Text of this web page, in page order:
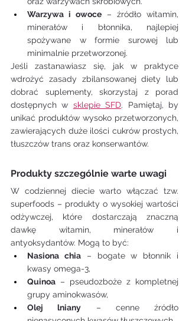
Warzywa i owoce – źródło witamin,
minerałów i błonnika, najlepiej
spożywane w formie surowej lub
minimalnie przetworzonej.
Jeśli zastanawiasz się, jak w praktyce
wdrożyć zasady zbilansowanej diety lub
dobrać suplementy, skorzystaj z porad
dostępnych w sklepie SFD. Pamiętaj, by
unikać produktów wysoko przetworzonych,
zawierających duże ilości cukrów prostych,
tłuszczów trans oraz konserwantów.
Produkty szczególnie warte uwagi
W codziennej diecie warto włączać tzw.
superfoods – produkty o wysokiej wartości
odżywczej, które dostarczają znaczną
dawkę witamin, minerałów i
antyoksydantów. Mogą to być:
Nasiona chia – bogate w błonnik i
kwasy omega-3,
Quinoa – pseudozboże z kompletnej
grupy aminokwasów,
Olej lniany – cenne źródło